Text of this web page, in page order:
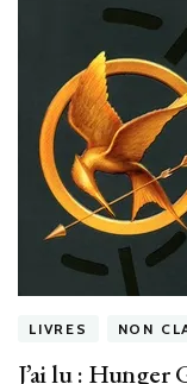
LIVRES NON
J’ai lu : Hunger